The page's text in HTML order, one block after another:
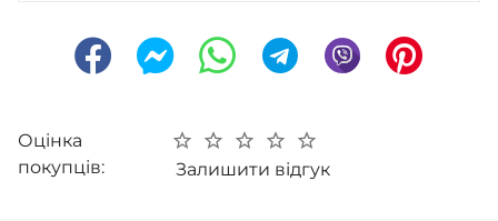
Оцінка
покупців:
Залишити відгук